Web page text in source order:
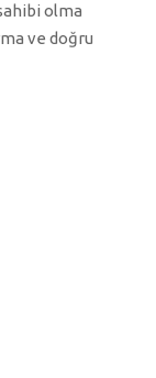
olma
ve doğru